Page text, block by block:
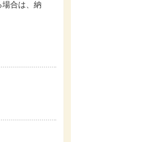
合は、納